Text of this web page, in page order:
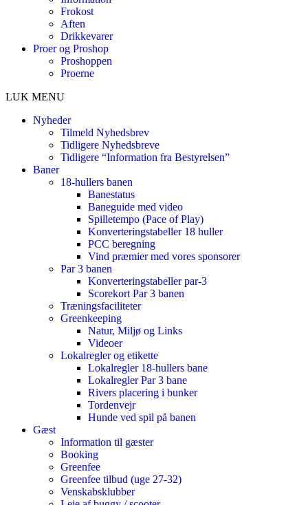
Frokost
Aften
Drikkevarer
Proer og Proshop
Proshoppen
Proerne
LUK MENU
Nyheder
Tilmeld Nyhedsbrev
Tidligere Nyhedsbreve
Tidligere “Information fra Bestyrelsen”
Baner
18-hullers banen
Banestatus
Baneguide med video
Spilletempo (Pace of Play)
Konverteringstabeller 18 huller
PCC beregning
Vind præmier med vores sponsorer
Par 3 banen
Konverteringstabeller par-3
Scorekort Par 3 banen
Træningsfaciliteter
Greenkeeping
Natur, Miljø og Links
Videoer
Lokalregler og etikette
Lokalregler 18-hullers bane
Lokalregler Par 3 bane
Rivers placering i bunker
Tordenvejr
Hunde ved spil på banen
Gæst
Information til gæster
Booking
Greenfee
Greenfee tilbud (uge 27-32)
Venskabsklubber